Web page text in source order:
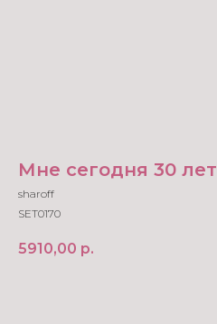
Мне сегодня 30 лет
sharoff
SET0170
5910,00 р.